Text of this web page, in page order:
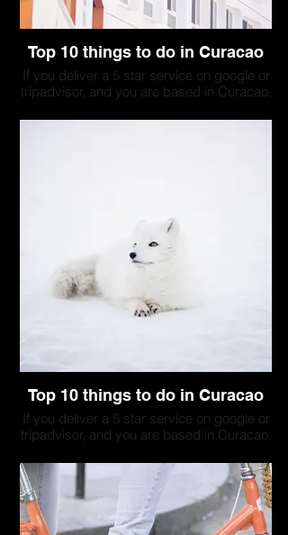
Top 10 things to do in Curacao
If you deliver a 5 star service on google or
tripadvisor, and you are based in Curacao,
contact us to discuss a collaboration.
Top 10 things to do in Curacao
If you deliver a 5 star service on google or
tripadvisor, and you are based in Curacao,
contact us to discuss a collaboration.